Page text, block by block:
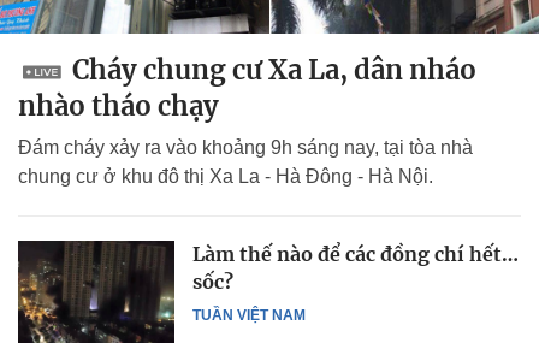
Cháy chung cư Xa La, dân nháo
nhào tháo chạy
Đám cháy xảy ra vào khoảng 9h sáng nay, tại tòa nhà
chung cư ở khu đô thị Xa La - Hà Đông - Hà Nội.
TUẦN VIỆT NAM
Làm thế nào để các đồng chí hết…
sốc?